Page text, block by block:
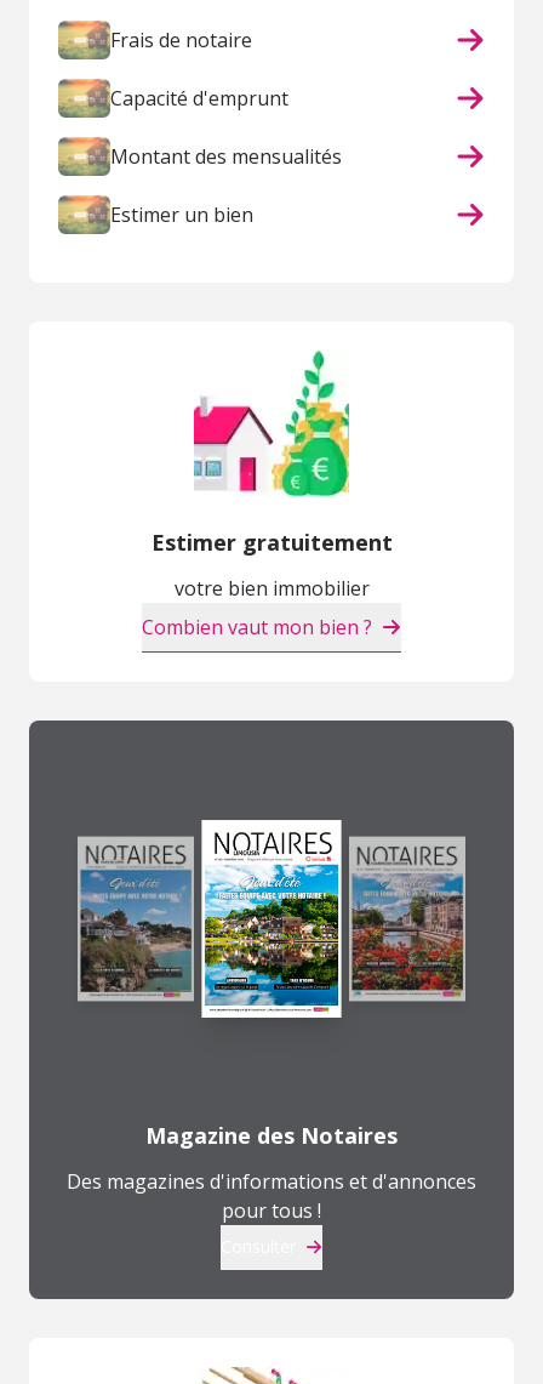
Frais de notaire
Capacité d'emprunt
Montant des mensualités
Estimer un bien
Estimer gratuitement
votre bien immobilier
Combien vaut mon bien ?
Magazine des Notaires
Des magazines d'informations et d'annonces
pour tous !